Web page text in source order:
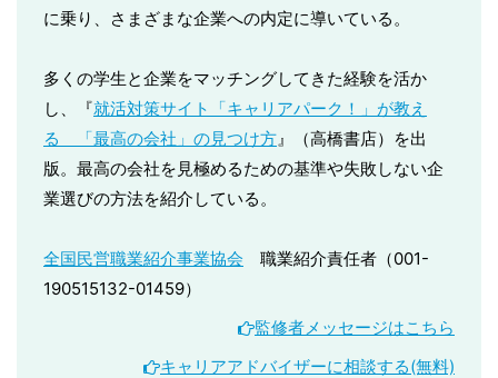
に乗り、さまざまな企業への内定に導いている。
多くの学生と企業をマッチングしてきた経験を活か
し、『就活対策サイト「キャリアパーク！」が教え
る 「最高の会社」の見つけ方 』（高橋書店）を出
版。最高の会社を見極めるための基準や失敗しない企
業選びの方法を紹介している。
全国民営職業紹介事業協会 職業紹介責任者（001-
190515132-01459）
監修者メッセージはこちら
キャリアアドバイザーに相談する(無料)